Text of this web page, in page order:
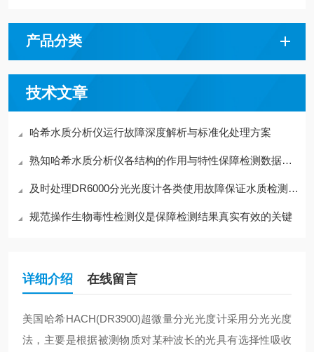
产品分类
技术文章
哈希水质分析仪运行故障深度解析与标准化处理方案
熟知哈希水质分析仪各结构的作用与特性保障检测数据规范有效
及时处理DR6000分光光度计各类使用故障保证水质检测数据具备参考价值
规范操作生物毒性检测仪是保障检测结果真实有效的关键
详细介绍 在线留言
美国哈希HACH(DR3900)超微量分光光度计采用分光光度
法，主要是根据被测物质对某种波长的光具有选择性吸收